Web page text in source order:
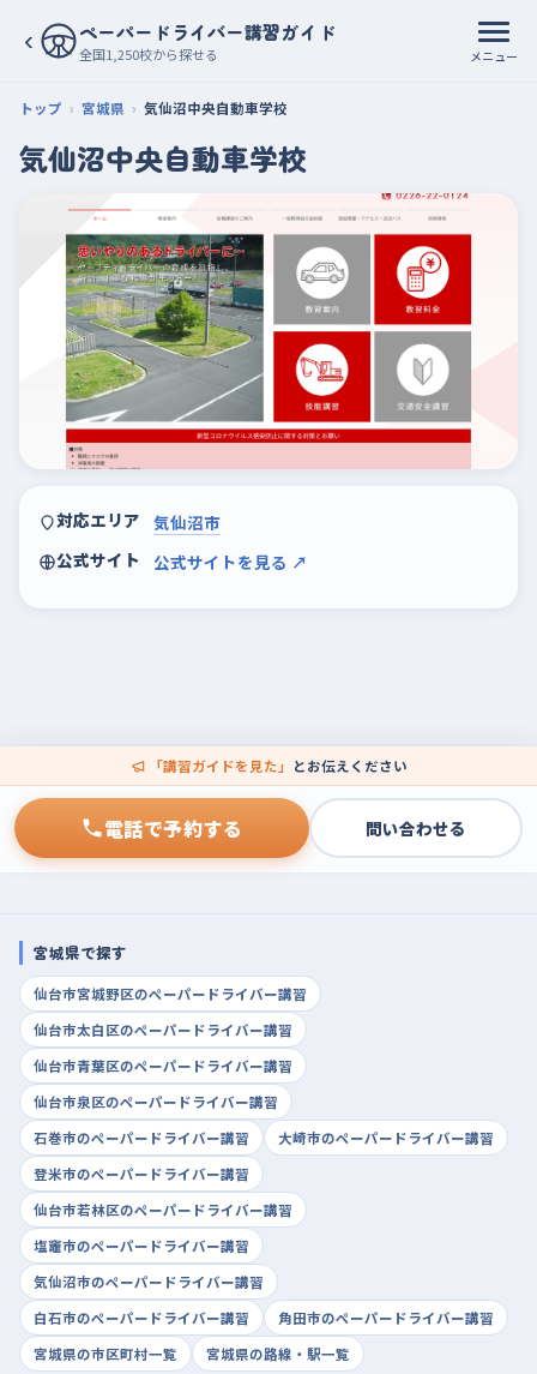
‹ ペーパードライバー講習ガイド
全国1,250校から探せる メニュー
トップ 宮城県 気仙沼中央自動車学校
気仙沼中央自動車学校
対応エリア 気仙沼市
公式サイト
公式サイトを見る ↗
「講習ガイドを見た」 とお伝えください
電話で予約する 問い合わせる
宮城県で探す
仙台市宮城野区のペーパードライバー講習
仙台市太白区のペーパードライバー講習
仙台市青葉区のペーパードライバー講習
仙台市泉区のペーパードライバー講習
石巻市のペーパードライバー講習
大崎市のペーパードライバー講習
登米市のペーパードライバー講習
仙台市若林区のペーパードライバー講習
塩竈市のペーパードライバー講習
気仙沼市のペーパードライバー講習
白石市のペーパードライバー講習
角田市のペーパードライバー講習
宮城県の市区町村一覧
宮城県の路線・駅一覧